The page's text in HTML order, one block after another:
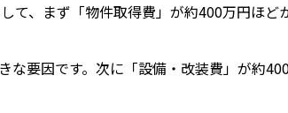
て、まず「物件取得費」が約400万円ほど
な要因です。次に「設備・改装費」が約